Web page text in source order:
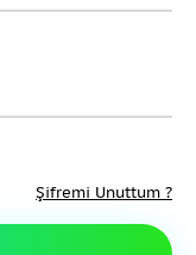
Şifremi Unuttum ?